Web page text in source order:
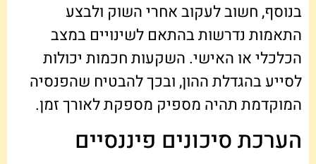
בנוסף, חשוב לעקוב אחרי השוק ולבצע
התאמות נדרשות בהתאם לשינויים במצב
הכלכלי או האישי. השקעות חכמות יכולות
לסייע בהגדלת ההון, ובכך להבטיח שהפנסיה
המוקדמת תהיה מספיק מספקת לאורך זמן.
הערכת סיכונים פיננסיים